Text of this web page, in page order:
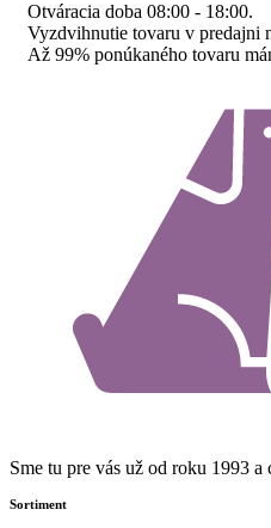
Otváracia doba 08:00 - 18:00.
Vyzdvihnutie tovaru v predajni
Až 99% ponúkaného tovaru
Sme tu pre vás už od roku 1993
Sortiment